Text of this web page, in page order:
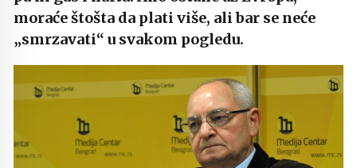
moraće štošta da plati više, ali bar se neće
„smrzavati“ u svakom pogledu.